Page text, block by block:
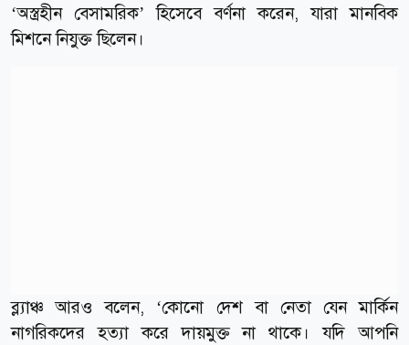
‘অস্ত্রহীন বেসামরিক’ হিসেবে বর্ণনা করেন, যারা মানবিক
মিশনে নিযুক্ত ছিলেন।
ব্ল্যাঞ্চ আরও বলেন, ‘কোনো দেশ বা নেতা যেন মার্কিন
নাগরিকদের হত্যা করে দায়মুক্ত না থাকে। যদি আপনি